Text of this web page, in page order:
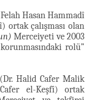
Hasan Hammadî
ortak çalışması olan
Merceiyeti ve 2003
rolü”
Halid Cafer Malik
el-Keşfî) ortak